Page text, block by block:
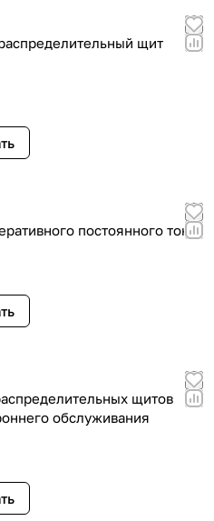
щит
постоянного тока
щитов
обслуживания